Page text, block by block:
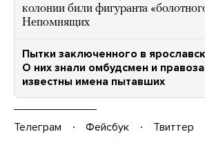
колонии били фигуранта
Непомнящих
Пытки заключенного в
О них знали омбудсмен и
известны имена пытавших
Телеграм Фейсбук Твиттер